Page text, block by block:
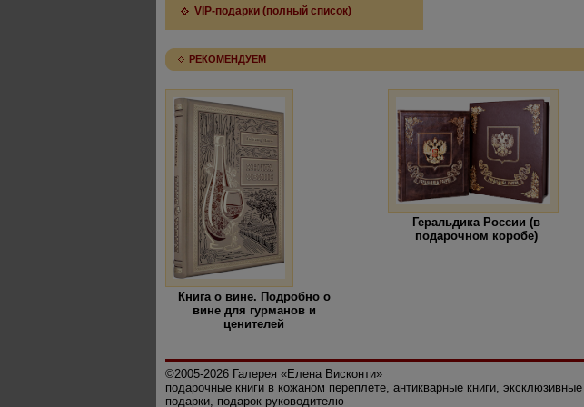
VIP-подарки (полный список)
РЕКОМЕНДУЕМ
Книга о вине. Подробно о
вине для гурманов и
ценителей
Геральдика России (в
подарочном коробе)
©2005-2026 Галерея «Елена Висконти»
подарочные книги в кожаном переплете, антикварные книги, эксклюзивные
подарки, подарок руководителю